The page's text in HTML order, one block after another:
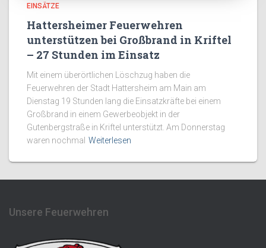
EINSÄTZE
Hattersheimer Feuerwehren
unterstützen bei Großbrand in Kriftel
– 27 Stunden im Einsatz
Mit einem überörtlichen Löschzug haben die
Feuerwehren der Stadt Hattersheim am Main am
Dienstag 19 Stunden lang die Einsatzkräfte bei einem
Großbrand in einem Gewerbeobjekt in der
Gutenbergstraße in Kriftel unterstützt. Am Donnerstag
waren nochmal Weiterlesen
Unsere Feuerwehren